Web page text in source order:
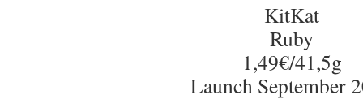
KitKat
Ruby
1,49€/41,5g
Launch September